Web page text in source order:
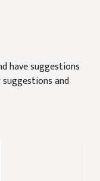
have suggestions
and